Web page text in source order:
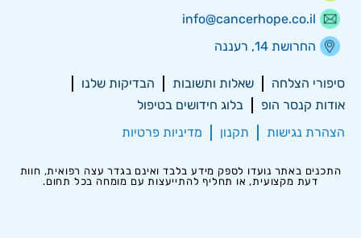
סיפורי הצלחה שאלות ותשובות
הבדיקות שלנו
אודות קנסר הופ
בלוג חידושים בטיפול
הצהרת נגישות
תקנון מדיניות פרטיות
info@cancerhope.co.il
החרושת 14, רעננה
התכנים באתר נועדו לספק מידע בלבד ואינם בגדר עצה רפואית, חוות
דעת מקצועית, או תחליף להתייעצות עם מומחה בכל תחום.